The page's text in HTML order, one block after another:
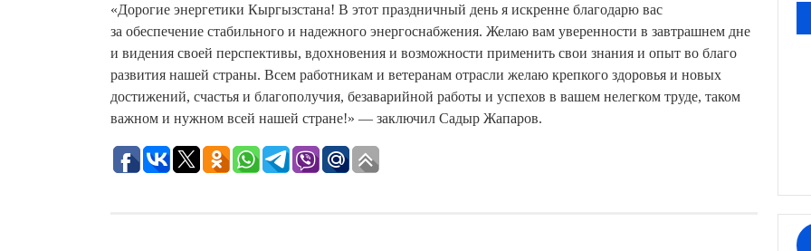
«Дорогие энергетики Кыргызстана! В этот праздничный день я искренне благодарю вас
за обеспечение стабильного и надежного энергоснабжения. Желаю вам уверенности в завтрашнем дне
и видения своей перспективы, вдохновения и возможности применить свои знания и опыт во благо
развития нашей страны. Всем работникам и ветеранам отрасли желаю крепкого здоровья и новых
достижений, счастья и благополучия, безаварийной работы и успехов в вашем нелегком труде, таком
важном и нужном всей нашей стране!» — заключил Садыр Жапаров.